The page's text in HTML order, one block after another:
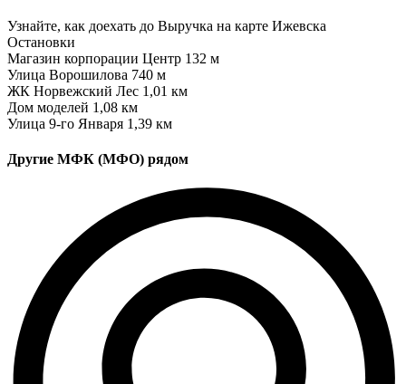
Узнайте, как доехать до Выручка на карте Ижевска
Остановки
Магазин корпорации Центр 132 м
Улица Ворошилова 740 м
ЖК Норвежский Лес 1,01 км
Дом моделей 1,08 км
Улица 9-го Января 1,39 км
Другие МФК (МФО) рядом